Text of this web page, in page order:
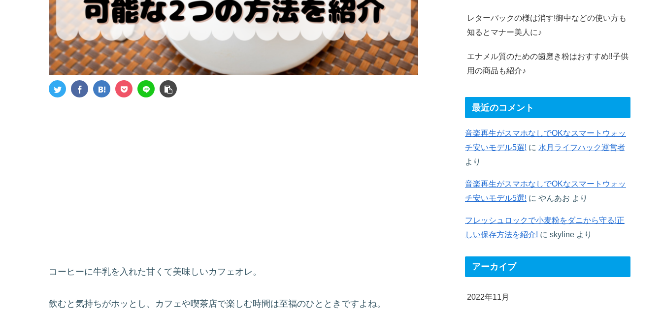
コーヒーに牛乳を入れた甘くて美味しいカフェオレ。
飲むと気持ちがホッとし、カフェや喫茶店で楽しむ時間は至福のひとときですよね。
レターパックの様は消す!御中などの使い方も
知るとマナー美人に♪
エナメル質のための歯磨き粉はおすすめ‼︎子供
用の商品も紹介♪
最近のコメント
音楽再生がスマホなしでOKなスマートウォッ
チ安いモデル5選! に 水月ライフハック運営者
より
音楽再生がスマホなしでOKなスマートウォッ
チ安いモデル5選! に やんあお より
フレッシュロックで小麦粉をダニから守る!正
しい保存方法を紹介! に skyline より
アーカイブ
2022年11月